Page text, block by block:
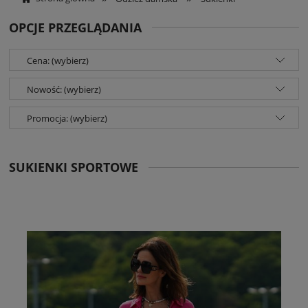
OPCJE PRZEGLĄDANIA
Cena: (wybierz)
Nowość: (wybierz)
Promocja: (wybierz)
SUKIENKI SPORTOWE